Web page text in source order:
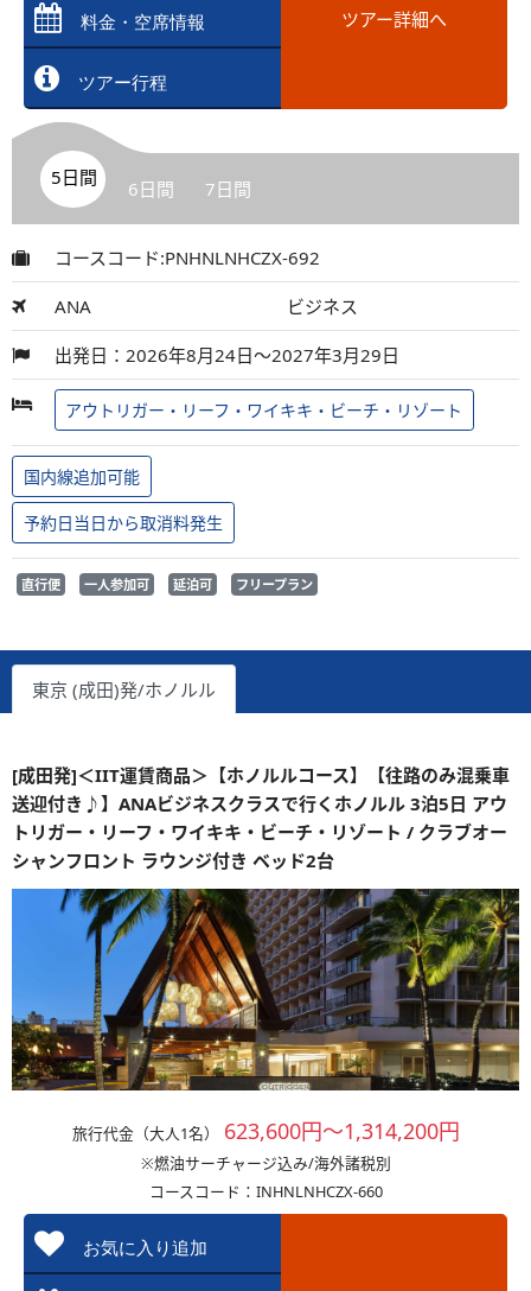
料金・空席情報
ツアー行程
ツアー詳細へ
5日間 6日間 7日間
コースコード:PNHNLNHCZX-692
ANA ビジネス
出発日：2026年8月24日～2027年3月29日
アウトリガー・リーフ・ワイキキ・ビーチ・リゾート
国内線追加可能
予約日当日から取消料発生
直行便 一人参加可 延泊可 フリープラン
東京 (成田)発/ホノルル
[成田発]＜IIT運賃商品＞【ホノルルコース】【往路のみ混乗車
送迎付き♪】ANAビジネスクラスで行くホノルル 3泊5日 アウ
トリガー・リーフ・ワイキキ・ビーチ・リゾート / クラブオー
シャンフロント ラウンジ付き ベッド2台
旅行代金（大人1名） 623,600円～1,314,200円
※燃油サーチャージ込み/海外諸税別
コースコード：INHNLNHCZX-660
お気に入り追加